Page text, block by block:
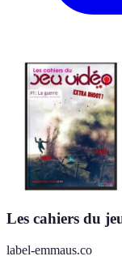
Les cahiers du
label-emmaus.co